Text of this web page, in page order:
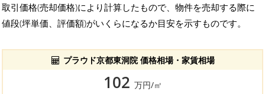
取引価格(売却価格)により計算したもので、物件を売却する際に
値段(坪単価、評価額)がいくらになるか目安を示すものです。
プラウド京都東洞院 価格相場・家賃相場
102 万円/㎡